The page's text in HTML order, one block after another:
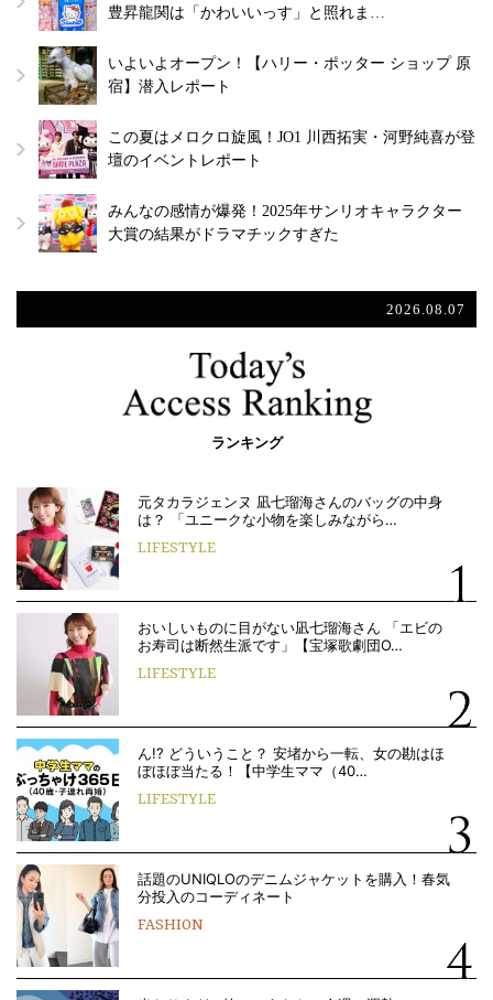
豊昇龍関は「かわいいっす」と照れま…
いよいよオープン！【ハリー・ポッター ショップ 原
宿】潜入レポート
この夏はメロクロ旋風！JO1 川西拓実・河野純喜が登
壇のイベントレポート
みんなの感情が爆発！2025年サンリオキャラクター
大賞の結果がドラマチックすぎた
2026.08.07
ランキング
元タカラジェンヌ 凪七瑠海さんのバッグの中身
は？ 「ユニークな小物を楽しみながら…
LIFESTYLE
おいしいものに目がない凪七瑠海さん 「エビの
お寿司は断然生派です」【宝塚歌劇団O…
LIFESTYLE
ん!? どういうこと？ 安堵から一転、女の勘はほ
ぼほぼ当たる！【中学生ママ（40…
LIFESTYLE
話題のUNIQLOのデニムジャケットを購入！春気
分投入のコーディネート
FASHION